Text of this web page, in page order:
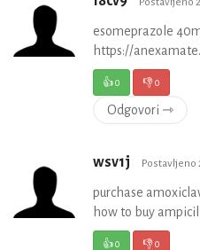
esomeprazole
https://
👍0 👎0
Odgovori ⇾
wsv1j Postavljeno
purchase
how to buy
👍0 👎0